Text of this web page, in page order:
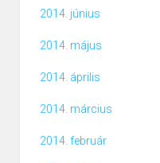
2014. június
2014. május
2014. április
2014. március
2014. február